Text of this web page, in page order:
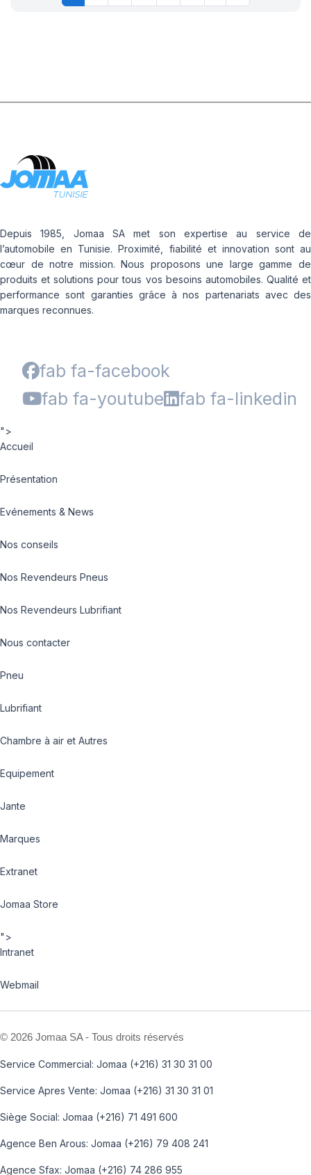
Depuis 1985, Jomaa SA met son expertise au service de
l’automobile en Tunisie. Proximité, fiabilité et innovation sont au
cœur de notre mission. Nous proposons une large gamme de
produits et solutions pour tous vos besoins automobiles. Qualité et
performance sont garanties grâce à nos partenariats avec des
marques reconnues.
fab fa-facebook
fab fa-youtube
fab fa-linkedin
">
Accueil
Présentation
Evénements & News
Nos conseils
Nos Revendeurs Pneus
Nos Revendeurs Lubrifiant
Nous contacter
Pneu
Lubrifiant
Chambre à air et Autres
Equipement
Jante
Marques
Extranet
Jomaa Store
">
Intranet
Webmail
© 2026 Jomaa SA - Tous droits réservés
Service Commercial: Jomaa (+216) 31 30 31 00
Service Apres Vente: Jomaa (+216) 31 30 31 01
Siège Social: Jomaa (+216) 71 491 600
Agence Ben Arous: Jomaa (+216) 79 408 241
Agence Sfax: Jomaa (+216) 74 286 955